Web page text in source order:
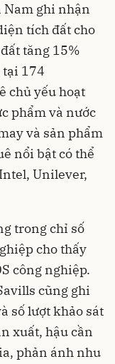
ghi nhận
tích đất cho
tăng 15%
174
chủ yếu hoạt
phẩm và nước
và sản phẩm
nổi bật có thể
Unilever,
trong chỉ số
cho thấy
công nghiệp.
cũng ghi
số lượt khảo sát
xuất, hậu cần
phản ánh nhu